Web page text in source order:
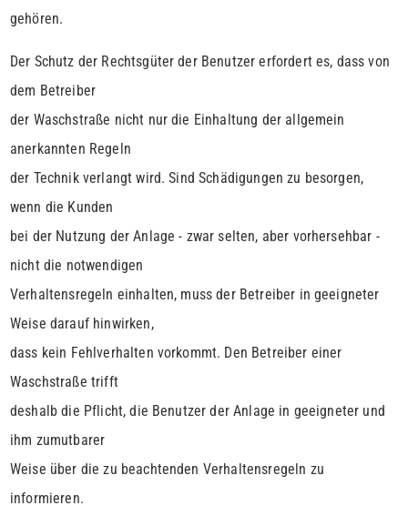
gehören.
Der Schutz der Rechtsgüter der Benutzer erfordert es, dass von
dem Betreiber
der Waschstraße nicht nur die Einhaltung der allgemein
anerkannten Regeln
der Technik verlangt wird. Sind Schädigungen zu besorgen,
wenn die Kunden
bei der Nutzung der Anlage - zwar selten, aber vorhersehbar -
nicht die notwendigen
Verhaltensregeln einhalten, muss der Betreiber in geeigneter
Weise darauf hinwirken,
dass kein Fehlverhalten vorkommt. Den Betreiber einer
Waschstraße trifft
deshalb die Pflicht, die Benutzer der Anlage in geeigneter und
ihm zumutbarer
Weise über die zu beachtenden Verhaltensregeln zu
informieren.